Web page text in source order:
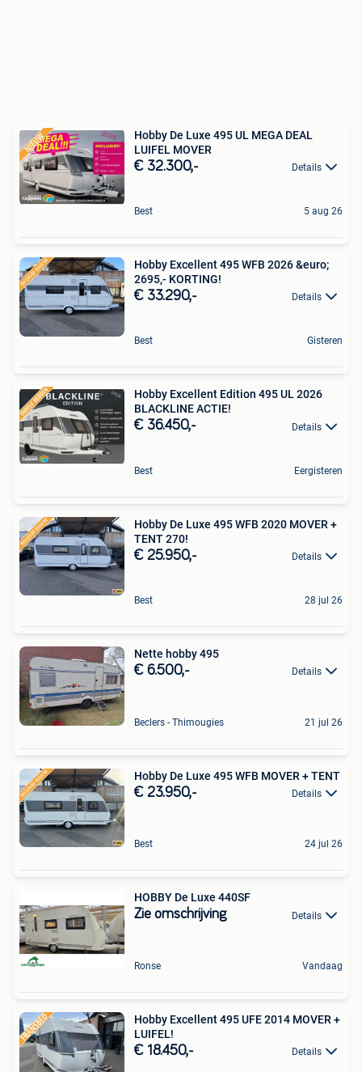
Hobby De Luxe 495 UL MEGA DEAL
LUIFEL MOVER
€ 32.300,- Details
Best 5 aug 26
Hobby Excellent 495 WFB 2026 &euro;
2695,- KORTING!
€ 33.290,- Details
Best Gisteren
Hobby Excellent Edition 495 UL 2026
BLACKLINE ACTIE!
€ 36.450,- Details
Best Eergisteren
Hobby De Luxe 495 WFB 2020 MOVER +
TENT 270!
€ 25.950,- Details
Best 28 jul 26
Nette hobby 495
€ 6.500,- Details
Beclers - Thimougies 21 jul 26
Hobby De Luxe 495 WFB MOVER + TENT
€ 23.950,- Details
Best 24 jul 26
HOBBY De Luxe 440SF
Zie omschrijving Details
Ronse Vandaag
Hobby Excellent 495 UFE 2014 MOVER +
LUIFEL!
€ 18.450,- Details